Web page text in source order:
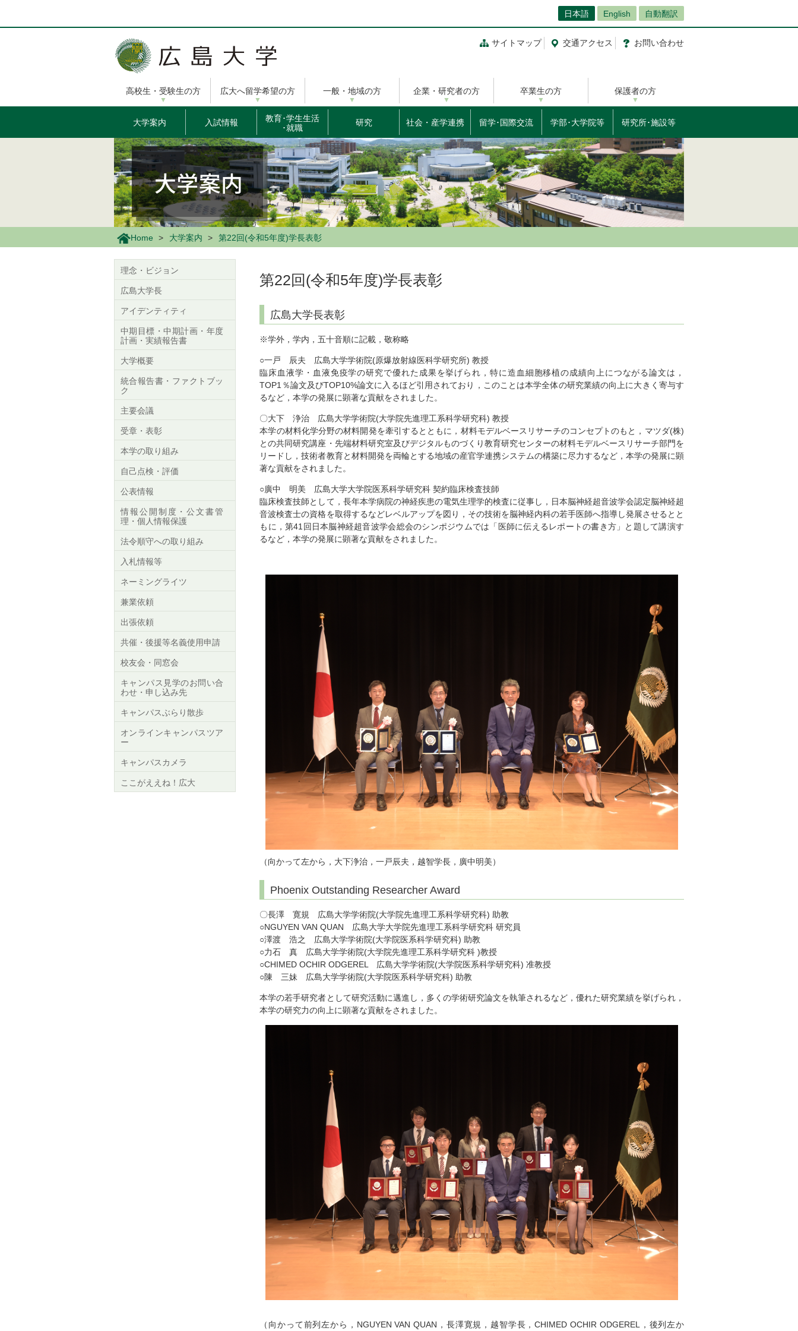
ン
に
日本語 English 自動翻訳
サイトマップ 交通アクセス お問い合わせ
高校生・受験生の方 広大へ留学希望の方 一般・地域の方 企業・研究者の方 卒業生の方 保護者の方
大学案内 入試情報
教育･学生生活
･就職
研究 社会・産学連携 留学･国際交流 学部･大学院等 研究所･施設等
Home 大学案内 第22回(令和5年度)学長表彰
第22回(令和5年度)学長表彰
広島大学長表彰
※学外，学内，五十音順に記載，敬称略
○一戸 辰夫 広島大学学術院(原爆放射線医科学研究所) 教授
臨床血液学・血液免疫学の研究で優れた成果を挙げられ，特に造血細胞移植の成績向上につながる論文は，
TOP1％論文及びTOP10%論文に入るほど引用されており，このことは本学全体の研究業績の向上に大きく寄与す
るなど，本学の発展に顕著な貢献をされました。
〇大下 浄治 広島大学学術院(大学院先進理工系科学研究科) 教授
本学の材料化学分野の材料開発を牽引するとともに，材料モデルベースリサーチのコンセプトのもと，マツダ(株)
との共同研究講座・先端材料研究室及びデジタルものづくり教育研究センターの材料モデルベースリサーチ部門を
リードし，技術者教育と材料開発を両輪とする地域の産官学連携システムの構築に尽力するなど，本学の発展に顕
著な貢献をされました。
○廣中 明美 広島大学大学院医系科学研究科 契約臨床検査技師
臨床検査技師として，長年本学病院の神経疾患の電気生理学的検査に従事し，日本脳神経超音波学会認定脳神経超
音波検査士の資格を取得するなどレベルアップを図り，その技術を脳神経内科の若手医師へ指導し発展させるとと
もに，第41回日本脳神経超音波学会総会のシンポジウムでは「医師に伝えるレポートの書き方」と題して講演す
るなど，本学の発展に顕著な貢献をされました。
（向かって左から，大下浄治，一戸辰夫，越智学長，廣中明美）
Phoenix Outstanding Researcher Award
〇長澤 寛規 広島大学学術院(大学院先進理工系科学研究科) 助教
○NGUYEN VAN QUAN 広島大学大学院先進理工系科学研究科 研究員
○澤渡 浩之 広島大学学術院(大学院医系科学研究科) 助教
○力石 真 広島大学学術院(大学院先進理工系科学研究科 )教授
○CHIMED OCHIR ODGEREL 広島大学学術院(大学院医系科学研究科) 准教授
○陳 三妹 広島大学学術院(大学院医系科学研究科) 助教
本学の若手研究者として研究活動に邁進し，多くの学術研究論文を執筆されるなど，優れた研究業績を挙げられ，
本学の研究力の向上に顕著な貢献をされました。
（向かって前列左から，NGUYEN VAN QUAN，長澤寛規，越智学長，CHIMED OCHIR ODGEREL，後列左か
理念・ビジョン
広島大学長
アイデンティティ
中期目標・中期計画・年度
計画・実績報告書
大学概要
統合報告書・ファクトブッ
ク
主要会議
受章・表彰
本学の取り組み
自己点検・評価
公表情報
情報公開制度・公文書管
理・個人情報保護
法令順守への取り組み
入札情報等
ネーミングライツ
兼業依頼
出張依頼
共催・後援等名義使用申請
校友会・同窓会
キャンパス見学のお問い合
わせ・申し込み先
キャンパスぶらり散歩
オンラインキャンパスツア
ー
キャンパスカメラ
ここがええね！広大